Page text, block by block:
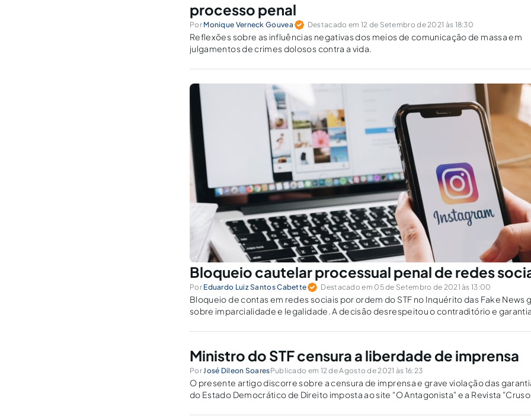
processo penal
Por Monique Verneck Gouvea Destacado em 12 de Setembro de 2021 às 18:30
Reflexões sobre as influências negativas dos meios de comunicação de massa em
julgamentos de crimes dolosos contra a vida.
Bloqueio cautelar processual penal de redes
Por Eduardo Luiz Santos Cabette Destacado em 05 de Setembro de 2021 às 13:00
Bloqueio de contas em redes sociais por ordem do STF no Inquérito das Fake News
sobre imparcialidade e legalidade. A decisão desrespeitou o contraditório e
Ministro do STF censura a liberdade de imprensa
PorJosé Dileon SoaresPublicado em 12 de Agosto de 2021 às 16:23
O presente artigo discorre sobre a censura de imprensa e grave violação das
do Estado Democrático de Direito imposta ao site "O Antagonista" e a Revista